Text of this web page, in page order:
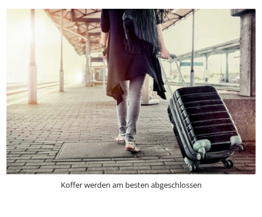
Koffer werden am besten abgeschlossen